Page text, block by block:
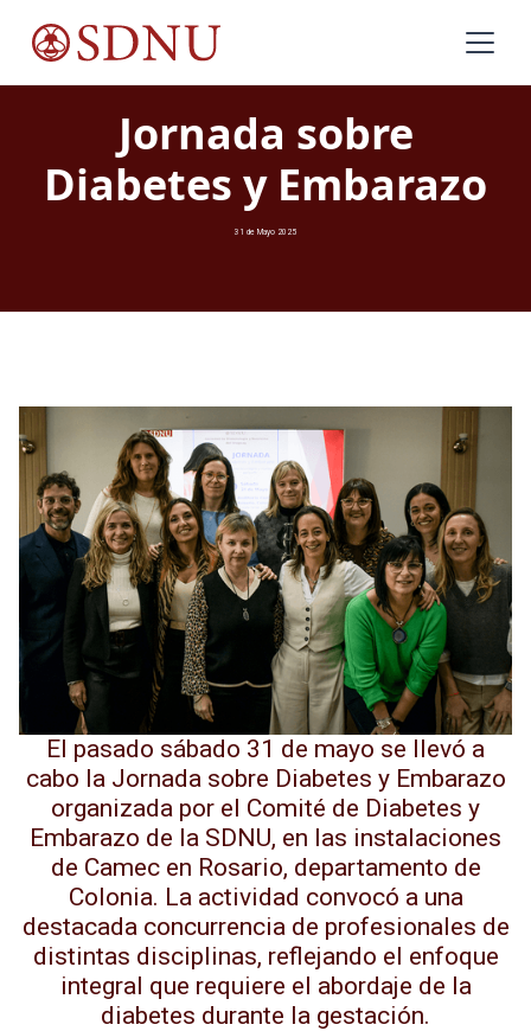
Jornada sobre
Diabetes y Embarazo
31 de Mayo 2025
El pasado sábado 31 de mayo se llevó a
cabo la Jornada sobre Diabetes y Embarazo
organizada por el Comité de Diabetes y
Embarazo de la SDNU, en las instalaciones
de Camec en Rosario, departamento de
Colonia. La actividad convocó a una
destacada concurrencia de profesionales de
distintas disciplinas, reflejando el enfoque
integral que requiere el abordaje de la
diabetes durante la gestación.